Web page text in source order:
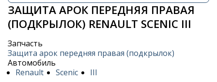
ЗАЩИТА АРОК ПЕРЕДНЯЯ ПРАВАЯ
(ПОДКРЫЛОК) RENAULT SCENIC III
Запчасть
Защита арок передняя правая (подкрылок)
Автомобиль
Renault
Scenic
III